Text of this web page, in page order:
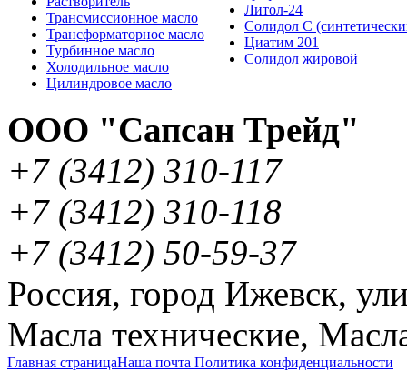
Трансмиссионное масло
Трансформаторное масло
Турбинное масло
Холодильное масло
Цилиндровое масло
Литол-24
Солидол С
Циатим 201
Солидол жировой
ООО "Сапсан Трейд"
+7 (3412) 310-117
+7 (3412) 310-118
+7 (3412) 50-59-37
Россия, город Ижевск,
Масла технические,
Главная страницаНаша почта Политика конфиденциальности